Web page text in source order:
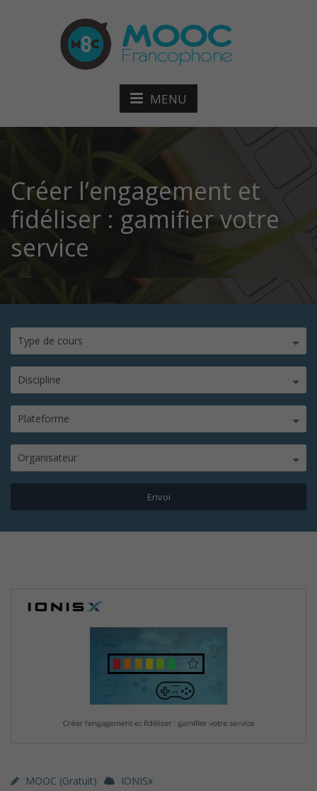
MENU
Créer l’engagement et
fidéliser : gamifier votre
service
Type de cours
Discipline
Plateforme
Organisateur
MOOC (gratuit)
IONISx